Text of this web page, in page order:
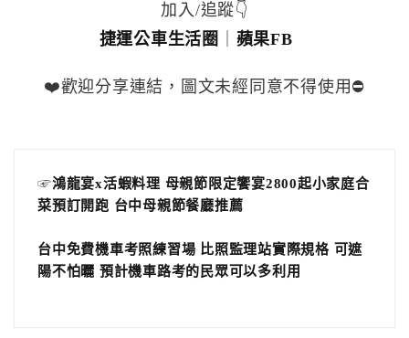
加入/追蹤👇
捷運公車生活圈
蘋果FB
❤️歡迎分享連結，圖文未經同意不得使用⛔️
☞鴻龍宴x活蝦料理 母親節限定饗宴2800起小家庭合
菜預訂開跑 台中母親節餐廳推薦
台中免費機車考照練習場 比照監理站實際規格 可遮
陽不怕曬 預計機車路考的民眾可以多利用